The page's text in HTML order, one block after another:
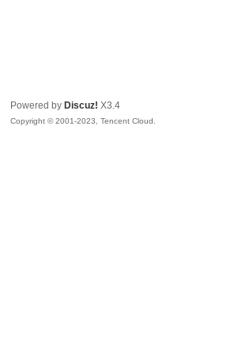
Powered by Discuz! X3.4
Copyright © 2001-2023, Tencent Cloud.